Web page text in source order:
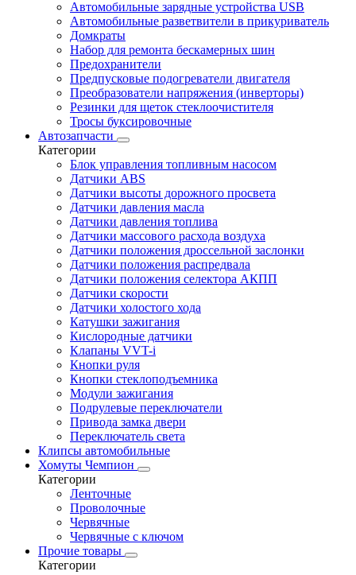
Автомобильные зарядные устройства USB
Автомобильные разветвители в прикуриватель
Домкраты
Набор для ремонта бескамерных шин
Предохранители
Предпусковые подогреватели двигателя
Преобразователи напряжения (инверторы)
Резинки для щеток стеклоочистителя
Тросы буксировочные
Автозапчасти
Категории
Блок управления топливным насосом
Датчики ABS
Датчики высоты дорожного просвета
Датчики давления масла
Датчики давления топлива
Датчики массового расхода воздуха
Датчики положения дроссельной заслонки
Датчики положения распредвала
Датчики положения селектора АКПП
Датчики скорости
Датчики холостого хода
Катушки зажигания
Кислородные датчики
Клапаны VVT-i
Кнопки руля
Кнопки стеклоподъемника
Модули зажигания
Подрулевые переключатели
Привода замка двери
Переключатель света
Клипсы автомобильные
Хомуты Чемпион
Категории
Ленточные
Проволочные
Червячные
Червячные с ключом
Прочие товары
Категории